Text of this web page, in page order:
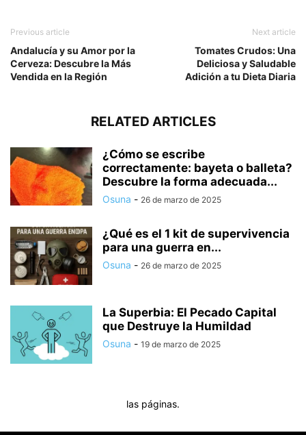
Previous article
Andalucía y su Amor por la
Cerveza: Descubre la Más
Vendida en la Región
Next article
Tomates Crudos: Una
Deliciosa y Saludable
Adición a tu Dieta Diaria
RELATED ARTICLES
¿Cómo se escribe
correctamente: bayeta o balleta?
Descubre la forma adecuada...
Osuna - 26 de marzo de 2025
¿Qué es el 1 kit de supervivencia
para una guerra en...
Osuna - 26 de marzo de 2025
La Superbia: El Pecado Capital
que Destruye la Humildad
Osuna - 19 de marzo de 2025
las páginas.